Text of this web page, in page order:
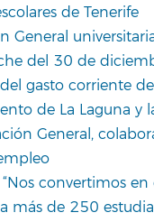
de Tenerife
General
del 30 de
gasto corriente de
de La Laguna y
General,
convertimos
más de 250